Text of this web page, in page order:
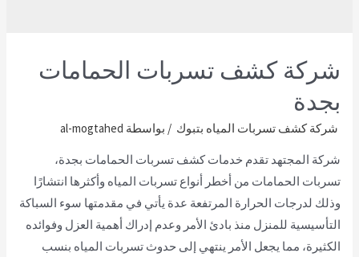
شركة كشف تسربات الحمامات
بجدة
شركة كشف تسربات المياه بتبوك / بواسطة al-mogtahed
شركة المجتهد تقدم خدمات كشف تسربات الحمامات بجدة،
تسربات الحمامات من أخطر أنواع تسربات المياه وأكثرها انتشارًا
وذلك لدرجات الحرارة المرتفعة عدة يأتي في مقدمتها سوء السباكة
التأسيسية للمنزل منذ بادئ الأمر وعدم إدراك أهمية العزل وفوائده
الكثيرة، مما يجعل الأمر ينتهي إلى حدوث تسربات المياه بنسب